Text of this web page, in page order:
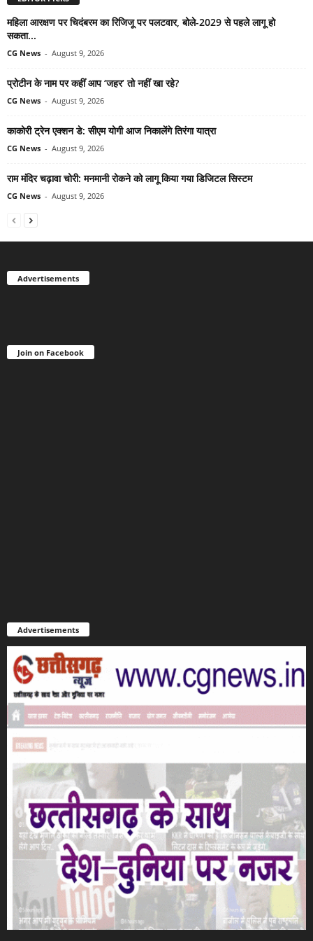
महिला आरक्षण पर चिदंबरम का रिजिजू पर पलटवार, बोले-2029 से पहले लागू हो
सकता...
CG News - August 9, 2026
प्रोटीन के नाम पर कहीं आप ‘जहर’ तो नहीं खा रहे?
CG News - August 9, 2026
काकोरी ट्रेन एक्शन डे: सीएम योगी आज निकालेंगे तिरंगा यात्रा
CG News - August 9, 2026
राम मंदिर चढ़ावा चोरी: मनमानी रोकने को लागू किया गया डिजिटल सिस्टम
CG News - August 9, 2026
Advertisements
Join on Facebook
Advertisements